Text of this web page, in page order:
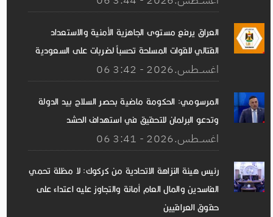
العراق يرفع مستوى الجاهزية الأمنية والاستعداد
القتالي للقوات المسلحة تحسباً لضربات على السعودية
06 اغســطس.2026 - 3:42
المرسومي: الحكومة ماضية بحصر السلاح بيد الدولة
وتدعو البرلمان للتحقيق في استهداف الحشد
06 اغســطس.2026 - 3:41
رئيس هيئة النزاهة الاتحادية من كركوك: لا مظلة تحمي
الفاسدين والمال العام أمانة والتجاوز عليه اعتداء على
حقوق العراقيين